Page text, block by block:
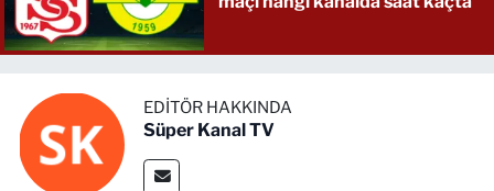
EDITÖR HAKKINDA
Süper Kanal TV